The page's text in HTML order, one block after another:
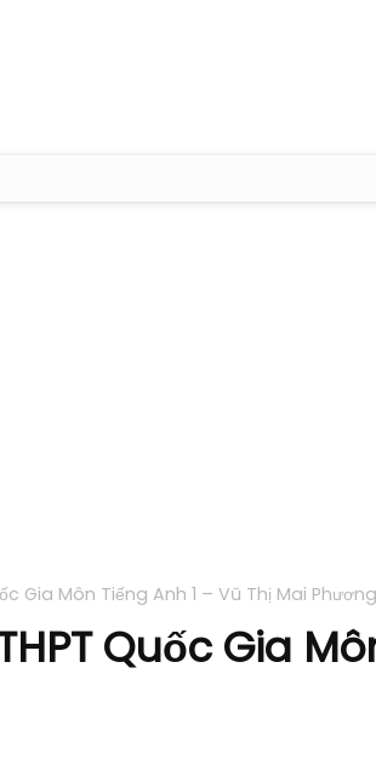
Gia Môn Tiếng Anh 1 – Vũ Thị Mai Phương
Quốc Gia